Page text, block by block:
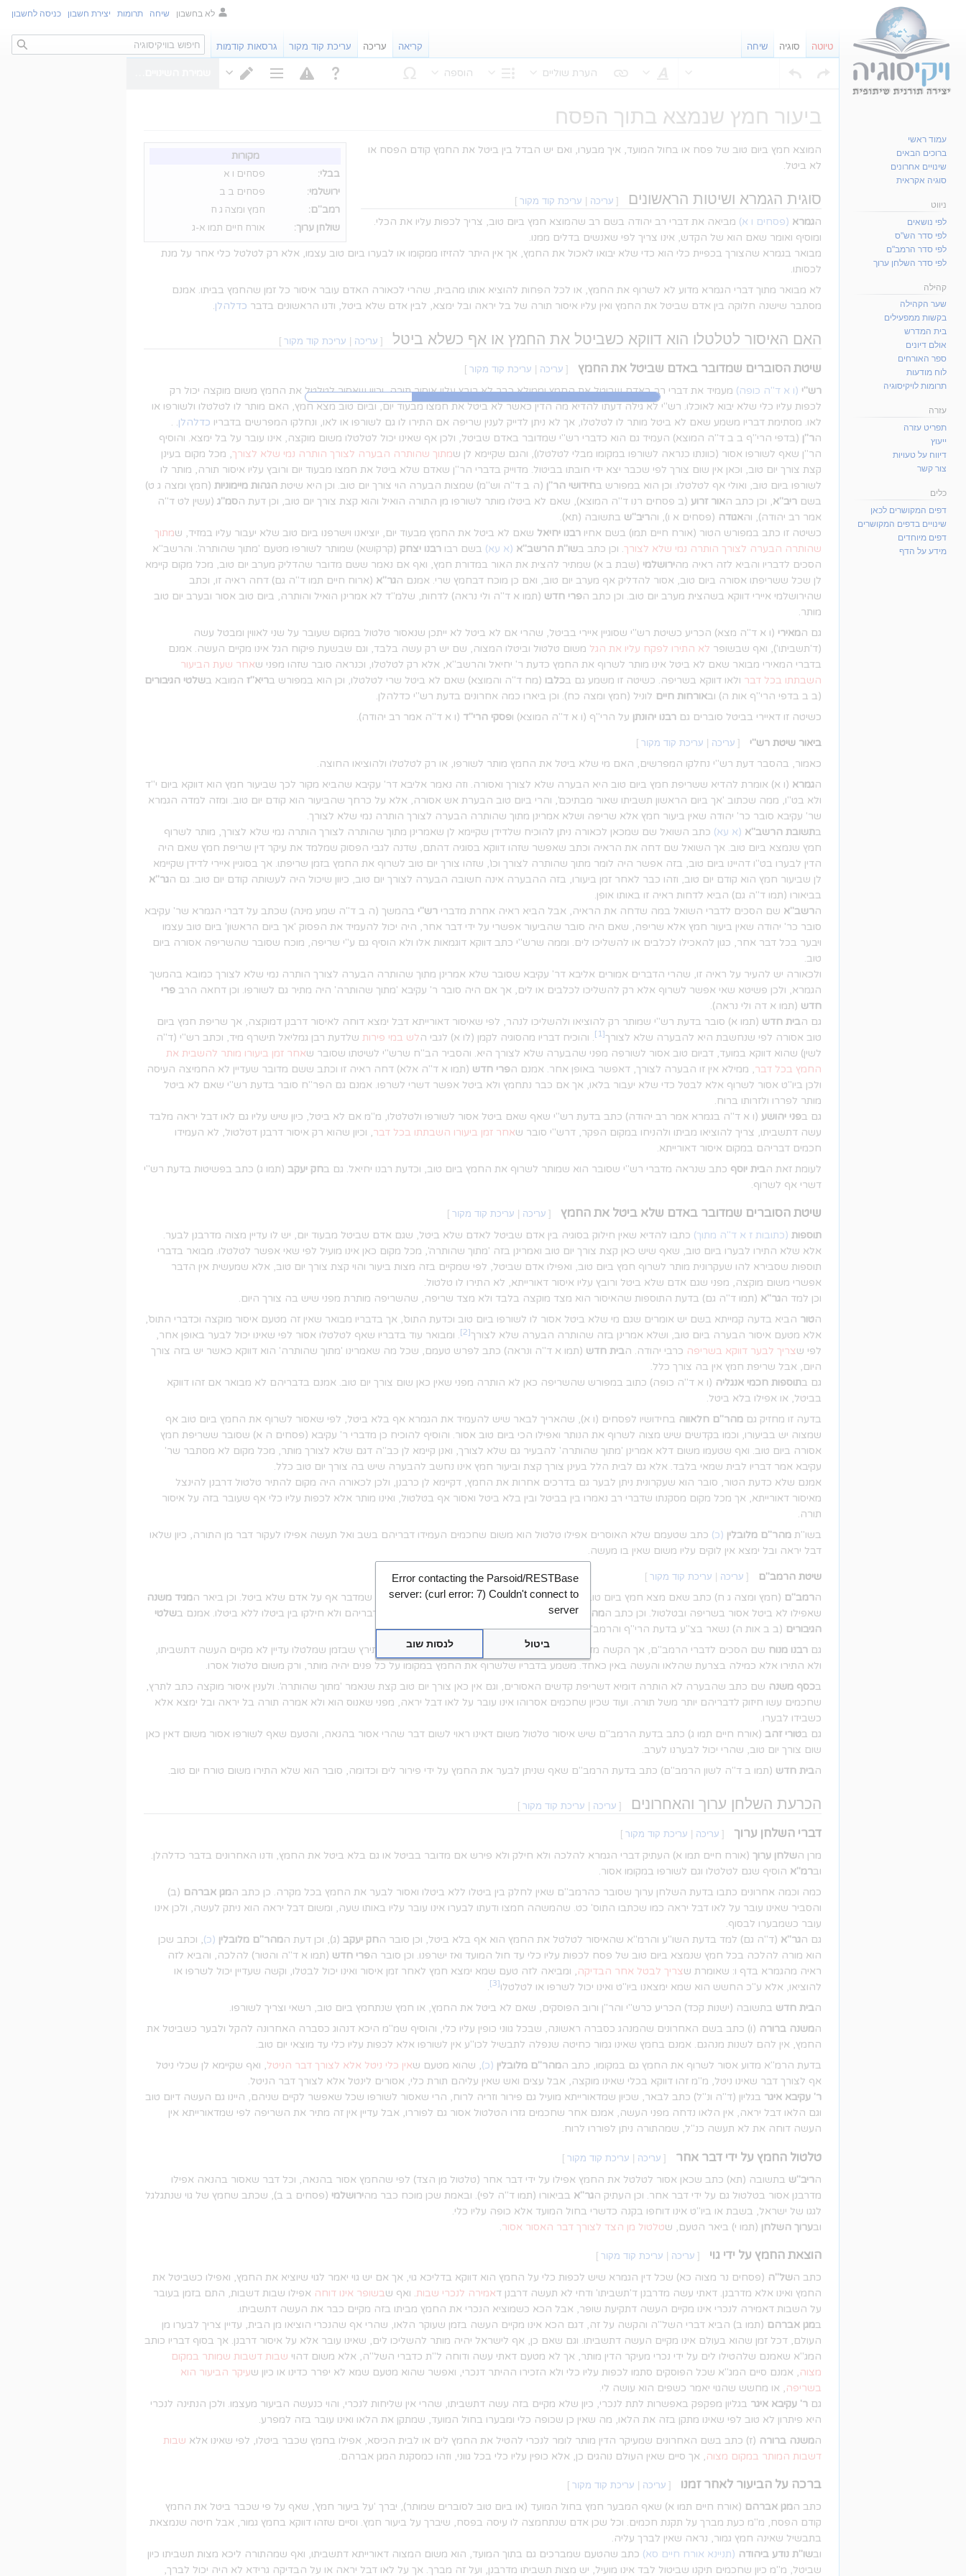
הערת שוליים
הוספה
ביעור חמץ שנמצא בתוך הפסח
קפיצה
לניווט
קפיצה
לחיפוש
מקורות
בבלי:
פסחים ו א
ירושלמי:
פסחים ב ב
רמב"ם:
חמץ ומצה ג ח
שולחן ערוך:
אורח חיים תמו א-ג
המוצא חמץ ביום טוב של פסח או בחול המועד, איך מבערו, ואם יש הבדל בין ביטל את החמץ קודם הפסח או
לא ביטל.
סוגית הגמרא ושיטות הראשונים [ עריכה עריכת קוד מקור ]
הגמרא (פסחים ו א) מביאה את דברי רב יהודה בשם רב שהמוצא חמץ ביום טוב, צריך לכפות עליו את הכלי.
ומוסיף ואומר שאם הוא של הקדש, אינו צריך לפי שאנשים בדלים ממנו.
מבואר בגמרא שהצורך בכפיית כלי הוא כדי שלא יבואו לאכול את החמץ, אך אין היתר להזיזו ממקומו או לבערו ביום טוב עצמו, אלא רק לטלטל כלי אחר על מנת
לכסותו.
לא מבואר מתוך דברי הגמרא מדוע לא לשרוף את החמץ, או לכל הפחות להוציא אותו מהבית, שהרי לכאורה האדם עובר איסור כל זמן שהחמץ בביתו. אמנם
מסתבר שישנה חלוקה בין אדם שביטל את החמץ ואין עליו איסור תורה של בל יראה ובל ימצא, לבין אדם שלא ביטל, ודנו הראשונים בדבר כדלהלן.
האם האיסור לטלטלו הוא דווקא כשביטל את החמץ או אף כשלא ביטל [ עריכה עריכת קוד מקור ]
שיטת הסוברים שמדובר באדם שביטל את החמץ [ עריכה עריכת קוד מקור ]
רש"י (ו א ד"ה כופה) מעמיד את דברי רב באדם שביטל את החמץ וממילא כבר לא רובץ עליו איסור תורה, וכיון שאסור לטלטל את החמץ משום מוקצה יכול רק
לכפות עליו כלי שלא יבוא לאוכלו. רש"י לא גילה דעתו להדיא מה הדין כאשר לא ביטל את חמצו מבעוד יום, וביום טוב מצא חמץ, האם מותר לו לטלטלו ולשורפו או
לאו. מסתימת דבריו משמע שאם לא ביטל מותר לו לטלטלו, אך לא ניתן לדייק לענין שריפה אם התירו לו גם לשורפו או לאו, ונחלקו המפרשים בדבריו כדלהלן. .
הר"ן (בדפי הרי"ף ב ב ד"ה המוצא) העמיד גם הוא כדברי רש"י שמדובר באדם שביטל, ולכן אף שאינו יכול לטלטלו משום מוקצה, אינו עובר על בל ימצא. והוסיף
הר"ן שאף לשורפו אסור (כוונתו כנראה לשורפו במקומו מבלי לטלטלו), והגם שקיימא לן שמתוך שהותרה הבערה לצורך הותרה נמי שלא לצורך, מכל מקום בעינן
קצת צורך יום טוב, וכאן אין שום צורך לפי שכבר יצא ידי חובתו בביטול. מדוייק בדברי הר"ן שאדם שלא ביטל את חמצו מבעוד יום ורובץ עליו איסור תורה, מותר לו
לשורפו ביום טוב, ואולי אף לטלטלו. וכן הוא במפורש בחידושי הר"ן (ה ב ד"ה וש"מ) שמצות הבערה הוי צורך יום טוב. וכן היא שיטת הגהות מיימוניות (חמץ ומצה ג ט)
בשם ריב"א, וכן כתב האור זרוע (ב פסחים רנו ד"ה המוצא), שאם לא ביטלו מותר לשורפו מן התורה הואיל והוא קצת צורך יום טוב, וכן דעת הסמ"ג (עשין לט ד"ה
אמר רב יהודה), והאגודה (פסחים א ו), והריב"ש בתשובה (תא).
כשיטה זו כתב במפורש הטור (אורח חיים תמו) בשם אחיו רבנו יחיאל שאם לא ביטל את החמץ מבעוד יום, יוציאנו וישרפנו ביום טוב שלא יעבור עליו במזיד, שמתוך
שהותרה הבערה לצורך הותרה נמי שלא לצורך. וכן כתב בשו"ת הרשב"א (א עא) בשם רבו רבנו יצחק (קרקושא) שמותר לשורפו מטעם 'מתוך שהותרה'. והרשב"א
הסכים לדבריו והביא לזה ראיה מהירושלמי (שבת ב א) שמתיר להצית את האור במדורת חמץ, ואף אם נאמר ששם מדובר שהדליק מערב יום טוב, מכל מקום קיימא
לן שכל ששריפתו אסורה ביום טוב, אסור להדליק אף מערב יום טוב, ואם כן מוכח דבחמץ שרי. אמנם הגר"א (ארוח חיים תמו ד"ה גם) דחה ראיה זו, וכתב
שהירושלמי איירי דווקא בשהצית מערב יום טוב. וכן כתב הפרי חדש (תמו א ד"ה ולי נראה) לדחות, שלמ"ד לא אמרינן הואיל והותרה, ביום טוב אסור ובערב יום טוב
מותר.
גם המאירי (ו א ד"ה מצא) הכריע כשיטת רש"י שסוגיין איירי בביטל, שהרי אם לא ביטל לא ייתכן שנאסור טלטול במקום שעובר על שני לאווין ומבטל עשה
(ד'תשביתו'), ואף שבשופר לא התירו לפקח עליו את הגל משום טלטול וביטלו המצוה, שם יש רק עשה בלבד, וגם שבשעת פיקוח הגל אינו מקיים העשה. אמנם
בדברי המאירי מבואר שאם לא ביטל אינו מותר לשרוף את החמץ כדעת ר' יחיאל והרשב"א, אלא רק לטלטלו, וכנראה סובר שזהו מפני שאחר שעת הביעור
השבתתו בכל דבר ולאו דווקא בשריפה. כשיטה זו משמע גם בכלבו (מח ד"ה והמוצא) שאם לא ביטל שרי לטלטלו, וכן הוא במפורש בריא"ז המובא בשלטי הגיבורים
(ב ב בדפי הרי"ף אות ה) ובאורחות חיים לוניל (חמץ ומצה כח). וכן ביארו כמה אחרונים בדעת רש"י כדלהלן.
כשיטה זו דאיירי בביטל סוברים גם רבנו יהונתן על הרי"ף (ו א ד"ה המוצא) ופסקי הרי"ד (ו א ד"ה אמר רב יהודה).
ביאור שיטת רש"י [ עריכה עריכת קוד מקור ]
כאמור, בהסבר דעת רש"י נחלקו המפרשים, האם מי שלא ביטל את החמץ מותר לשורפו, או רק לטלטלו ולהוציאו החוצה.
הגמרא (ו א) אומרת להדיא ששריפת חמץ ביום טוב היא הבערה שלא לצורך ואסורה. וזה נאמר אליבא דר' עקיבא שהביא מקור לכך שביעור חמץ הוא דווקא ביום י"ד
ולא בט"ו, ממה שכתוב 'אך ביום הראשון תשביתו שאור מבתיכם', והרי ביום טוב הבערת אש אסורה, אלא על כרחך שהביעור הוא קודם יום טוב. ומזה למדה הגמרא
שר' עקיבא סובר כר' יהודה שאין ביעור חמץ אלא שריפה ושלא אמרינן מתוך שהותרה הבערה לצורך הותרה נמי שלא לצורך.
בתשובת הרשב"א (א עא) כתב השואל שם שמכאן לכאורה ניתן להוכיח שלדידן שקיימא לן שאמרינן מתוך שהותרה לצורך הותרה נמי שלא לצורך, מותר לשרוף
חמץ שנמצא ביום טוב. אך השואל שם דחה את הראיה וכתב שאפשר שזהו דווקא בסוגיה דהתם, שדנה לגבי הפסוק שמלמד את עיקר דין שריפת חמץ שאם היה
הדין לבערו בט"ו דהיינו ביום טוב, בזה אפשר היה לומר מתוך שהותרה לצורך וכו', שזהו צורך יום טוב לשרוף את החמץ בזמן שריפתו. אך בסוגיין איירי לדידן שקיימא
לן שביעור חמץ הוא קודם יום טוב, וזהו כבר לאחר זמן ביעורו, בזה ההבערה אינה חשובה הבערה לצורך יום טוב, כיוון שיכול היה לעשותה קודם יום טוב. גם הגר"א
בביאורו (תמו ד"ה גם) הביא לדחות ראיה זו באותו אופן.
הרשב"א שם הסכים לדברי השואל במה שדחה את הראיה, אבל הביא ראיה אחרת מדברי רש"י בהמשך (ה ב ד"ה שמע מינה) שכתב על דברי הגמרא שר' עקיבא
סובר כר' יהודה שאין ביעור חמץ אלא שריפה, שאם היה סובר שהביעור אפשרי על ידי דבר אחר, היה יכול להעמיד את הפסוק 'אך ביום הראשון' ביום טוב עצמו
ויבער בכל דבר אחר, כגון להאכילו לכלבים או להשליכו לים. וממה שרש"י כתב דווקא דוגמאות אלו ולא הוסיף גם ע"י שריפה, מוכח שסובר שהשריפה אסורה ביום
טוב.
ולכאורה יש להעיר על ראיה זו, שהרי הדברים אמורים אליבא דר' עקיבא שסובר שלא אמרינן מתוך שהותרה הבערה לצורך הותרה נמי שלא לצורך כמובא בהמשך
הגמרא, ולכן פשיטא שאי אפשר לשרוף אלא רק להשליכו לכלבים או לים, אך אם היה סובר ר' עקיבא 'מתוך שהותרה' היה מתיר גם לשורפו. וכן דחאה הרב פרי
חדש (תמו א דה ולי נראה).
גם הבית חדש (תמו א) סובר בדעת רש"י שמותר רק להוציאו ולהשליכו לנהר, לפי שאיסור דאורייתא דבל ימצא דוחה לאיסור דרבנן דמוקצה, אך שריפת חמץ ביום
טוב אסורה לפי שנחשבת היא להבערה שלא לצורך[1] . והוכיח דבריו מהסוגיה לקמן (לו א) לגבי הלש במי פירות שלדעת רבן גמליאל תישרף מיד, וכתב רש"י (ד"ה
לשין) שהוא דווקא במועד, דביום טוב אסור לשורפה מפני שהבערה שלא לצורך היא. והסביר הב"ח שרש"י לשיטתו שסובר שאחר זמן ביעורו מותר להשבית את
החמץ בכל דבר, ממילא אין זו הבערה לצורך, דאפשר באופן אחר. אמנם הפרי חדש (תמו א ד"ה אלא) דחה ראיה זו וכתב ששם מדובר שעדיין לא החמיצה העיסה
ולכן ביו"ט אסור לשרוף אלא לבטל כדי שלא יעבור בלאו, אך אם כבר נתחמץ ולא ביטל אפשר דשרי לשרפו. אמנם גם הפר"ח סובר בדעת רש"י שאם לא ביטל
מותר לפררו ולזרותו ברוח.
גם בפני יהושע (ו א ד"ה בגמרא אמר רב יהודה) כתב בדעת רש"י שאף שאם ביטל אסור לשורפו ולטלטלו, מ"מ אם לא ביטל, כיון שיש עליו גם לאו דבל יראה מלבד
עשה דתשביתו, צריך להוציאו מביתו ולהניחו במקום הפקר, דרש"י סובר שאחר זמן ביעורו השבתתו בכל דבר, וכיון שהוא רק איסור דרבנן דטלטול, לא העמידו
חכמים דבריהם במקום איסור דאורייתא.
לעומת זאת הבית יוסף כתב שנראה מדברי רש"י שסובר הוא שמותר לשרוף את החמץ ביום טוב, וכדעת רבנו יחיאל. גם בחק יעקב (תמו ג) כתב בפשיטות בדעת רש"י
דשרי אף לשרוף.
שיטת הסוברים שמדובר באדם שלא ביטל את החמץ [ עריכה עריכת קוד מקור ]
תוספות (כתובות ז א ד"ה מתוך) כתבו להדיא שאין חילוק בסוגיה בין אדם שביטל לאדם שלא ביטל, שגם אדם שביטל מבעוד יום, יש לו עדיין מצוה מדרבנן לבער.
אלא שלא התירו לבערו ביום טוב, שאף שיש כאן קצת צורך יום טוב ואמרינן בזה 'מתוך שהותרה', מכל מקום כאן אינו מועיל לפי שאי אפשר לטלטלו. מבואר בדברי
תוספות שסבירא להו שעקרונית מותר לשרוף חמץ ביום טוב, ואפילו אדם שביטל, לפי שמקיים בזה מצות ביעור והוי קצת צורך יום טוב, אלא שמעשית אין הדבר
אפשרי משום מוקצה, מפני שגם אדם שלא ביטל ורובץ עליו איסור דאורייתא, לא התירו לו טלטול.
וכן למד הגר"א (תמו ד"ה גם) בדעת התוספות שהאיסור הוא מצד מוקצה בלבד ולא מצד שריפה, שהשריפה מותרת מפני שיש בה צורך היום.
הטור הביא בדעה קמייתא בשם יש אומרים שגם מי שלא ביטל אסור לו לשורפו ביום טוב וכדעת התוס', אך בדבריו מבואר שאין זה מטעם איסור מוקצה וכדברי התוס',
אלא מטעם איסור הבערה ביום טוב, ושלא אמרינן בזה שהותרה הבערה שלא לצורך[2]
. ומבואר עוד בדבריו שאף לטלטלו אסור לפי שאינו יכול לבער באופן אחר,
לפי שצריך לבער דווקא בשריפה כרבי יהודה. הבית חדש (תמו א ד"ה ונראה) כתב לפרש טעמם, שכל מה שאמרינו 'מתוך שהותרה' הוא דווקא כאשר יש בזה צורך
היום, אבל שריפת חמץ אין בה צורך כלל.
גם בתוספות חכמי אנגליה (ו א ד"ה כופה) כתוב במפורש שהשריפה כאן לא הותרה מפני שאין כאן שום צורך יום טוב. אמנם בדבריהם לא מבואר אם זהו דווקא
בביטל, או אפילו בלא ביטל.
בדעה זו מחזיק גם מהר"ם חלאווה בחידושיו לפסחים (ו א), שהאריך לבאר שיש להעמיד את הגמרא אף בלא ביטל, לפי שאסור לשרוף את החמץ ביום טוב אף
שמצוה יש בביעורו, וכמו בקדשים שיש מצוה לשרוף את הנותר ואפילו הכי ביום טוב אסור. והוסיף להוכיח כן מדברי ר' עקיבא (פסחים ה א) שסובר ששריפת חמץ
אסורה ביום טוב. ואף שטעמו משום דלא אמרינן 'מתוך שהותרה' להבעיר גם שלא לצורך, ואנן קיימא לן כב"ה דגם שלא לצורך מותר, מכל מקום לא מסתבר שר'
עקיבא אמר דבריו לבית שמאי בלבד. אלא גם לבית הלל בעינן צורך קצת וביעור חמץ אינו נחשב להבערה שיש בה צורך יום טוב כלל.
אמנם שלא כדעת הטור, סובר הוא שעקרונית ניתן לבער גם בדרכים אחרות את החמץ, דקיימא לן כרבנן, ולכן לכאורה היה מקום להתיר טלטול דרבנן להינצל
מאיסור דאורייתא, אך מכל מקום מסקנתו שדברי רב נאמרו בין בביטל ובין בלא ביטל ואסור אף בטלטול, ואינו מותר אלא לכפות עליו כלי אף שעובר בזה על איסור
תורה.
בשו"ת מהר"ם מלובלין (כ) כתב שטעמם שלא האוסרים אפילו טלטול הוא משום שחכמים העמידו דבריהם בשב ואל תעשה אפילו לעקור דבר מן התורה, כיון שלאו
דבל יראה ובל ימצא אין לוקים עליו משום שאין בו מעשה.
שיטת הרמב"ם [ עריכה עריכת קוד מקור ]
הרמב"ם (חמץ ומצה ג ח) כתב שאם מצא חמץ ביום טוב, כופה עליו כלי עד לערב ומבערו. ומוכח מתוך דבריו שמדבר אף על אדם שלא ביטל. וכן ביאר המגיד משנה
שאפילו לא ביטל אסור בשריפה ובטלטול. וכן כתב המהר"ם מלובלין , והוסיף שגם הרי"ף והרא"ש סתמו דבריהם ולא חילקו בין ביטלו ללא ביטלו. אמנם בשלטי
הגיבורים (ב ב אות ה) נשאר בצ"ע בדעת הרי"ף והרמב"ם שסתמו דבריהם.
גם רבנו מנוח שם הסכים לדברי הרמב"ם, אך הקשה מדוע לא התירו טלטול דרבנן במקום מצוה דאורייתא, ותירץ שבזמן שמלטלו עדיין לא מקיים העשה דתשביתו,
ולא התירו אלא כמילה בצרעת שהלאו והעשה באין כאחד. משמע בדבריו שלשרוף את החמץ במקומו על כל פנים יהיה מותר, ורק משום טלטול אסרו.
בכסף משנה שם כתב שהבערה לא הותרה דומיא דשריפת קדשים האסורים, וגם אין כאן צורך יום טוב קצת שנאמר 'מתוך שהותרה'. ולענין איסור מוקצה כתב לתרץ,
שחכמים עשו חיזוק לדבריהם יותר משל תורה. ועוד שכיון שחכמים אסרוהו אינו עובר על לאו דבל יראה, מפני שאנוס הוא ולא אמרה תורה בל יראה ובל ימצא אלא
כשבידו לבערו.
גם בטורי זהב (אורח חיים תמו ג) כתב בדעת הרמב"ם שיש איסור טלטול משום דאינו ראוי לשום דבר שהרי אסור בהנאה, והטעם שאף לשורפו אסור משום דאין כאן
שום צורך יום טוב, שהרי יכול לבערנו לערב.
הבית חדש (תמו ב ד"ה לשון הרמב"ם) כתב בדעת הרמב"ם שאף שניתן לבער את החמץ על ידי פירור לים וכדומה, סובר הוא שלא התירו משום טורח יום טוב.
הכרעת השלחן ערוך והאחרונים [ עריכה עריכת קוד מקור ]
דברי השלחן ערוך [ עריכה עריכת קוד מקור ]
מרן השלחן ערוך (אורח חיים תמו א) העתיק דברי הגמרא להלכה ולא חילק ולא פירש אם מדובר בביטל או גם בלא ביטל את החמץ, ודנו האחרונים בדבר כדלהלן.
וברמ"א הוסיף שגם לטלטלו וגם לשורפו במקומו אסור.
כמה וכמה אחרונים כתבו בדעת השלחן ערוך שסובר כהרמב"ם שאין לחלק בין ביטלו ללא ביטלו ואסור לבער את החמץ בכל מקרה. כן כתב המגן אברהם (ב)
והסביר שאינו עובר על לאו דבל יראה כמו שכתבו התוס' כט. שהמשהה חמצו ודעתו לבערו אינו עובר עליו באותו שעה, ומשום דבל יראה הוא ניתק לעשה, ולכן אינו
עובר כשמבערו לבסוף.
גם הגר"א (ד"ה גם) למד בדעת השו"ע והרמ"א שהאיסור לטלטל את החמץ הוא אף בלא ביטל, וכן סובר החק יעקב (ג), וכן דעת המהר"ם מלובלין (כ), וכתב שכן
הוא מורה להלכה בכל חמץ שנמצא ביום טוב של פסח לכפות עליו כלי עד חול המועד ואז ישרפנו. וכן סובר הפרי חדש (תמו א ד"ה והטור) להלכה, והביא לזה
ראיה מהגמרא בדף ו: שאומרת שצריך לבטל אחר הבדיקה, ומביאה לזה טעם שמא ימצא חמץ לאחר זמן איסור ואינו יכול לבטלו, וקשה שעדיין יכול לשרפו או
להוציאו, אלא ע"כ החשש הוא שמא ימצאנו ביו"ט ואינו יכול לשרפו או לטלטלו[3]
.
הבית חדש בתשובה (ישנות קכד) הכריע כרש"י והר"ן ורוב הפוסקים, שאם לא ביטל את החמץ, או חמץ שנתחמץ ביום טוב, רשאי וצריך לשורפו.
המשנה ברורה (ו) כתב בשם האחרונים שהמנהג כסברה ראשונה, שבכל גווני כופין עליו כלי, והוסיף שמ"מ היכא דנהוג כסברה האחרונה להקל ולבער כשביטל את
החמץ, אין להם לשנות מנהגם. אמנם בחמץ שאינו גמור כחיטה שנפלה לתבשיל לכו"ע אין לשורפו אלא לכפות עליו כלי עד מוצאי יום טוב.
בדעת הרמ"א מדוע אסור לשרוף את החמץ גם במקומו, כתב המהר"ם מלובלין (כ), שהוא מטעם שאין כלי ניטל אלא לצורך דבר הניטל, ואף שקיימא לן שכלי ניטל
אף לצורך דבר שאינו ניטל, מ"מ זהו דווקא בכלי שאינו מוקצה, אבל עצים ואש שאין עליהם תורת כלי, אסורים לינטל אלא לצורך דבר הניטל.
ר' עקיבא איגר בגליון (ד"ה ונ"ל) כתב לבאר, שכיון שמדאורייתא מועיל גם פירור וזריה לרוח, הרי שאסור לשורפו שכל שאפשר לקיים שניהם, היינו גם העשה דיום טוב
וגם הלאו דבל יראה, אין הלאו נדחה מפני העשה, אמנם אחר שחכמים גזרו הטלטול אסור גם לפוררו, אבל עדיין אין זה מתיר את השריפה לפי שמדאורייתא אין
העשה דוחה את לא תעשה כנ"ל, שמהתורה ניתן לפוררו לרוח.
טלטול החמץ על ידי דבר אחר [ עריכה | עריכת קוד מקור ]
הריב"ש בתשובה (תא) כתב שכאן אסור לטלטל את החמץ אפילו על ידי דבר אחר (טלטול מן הצד) לפי שהחמץ אסור בהנאה, וכל דבר שאסור בהנאה אפילו
מדרבנן אסור בטלטול גם על ידי דבר אחר. וכן העתיק הגר"א בביאורו (תמו ד"ה לפי). ובאמת שכן מוכח כבר מהירושלמי (פסחים ב ב), שכתב שחמץ של גוי שנתגלגל
לגגו של ישראל, בשבת או ביו"ט אינו דוחפו בקנה כדשרי בחול המועד אלא כופה עליו כלי.
ובערוך השלחן (תמו י) ביאר הטעם, שטלטול מן הצד לצורך דבר האסור אסור.
הוצאת החמץ על ידי גוי [ עריכה עריכת קוד מקור ]
כתב השל"ה (פסחים נר מצוה כא) שכל דין הגמרא שיש לכפות כלי על החמץ הוא דווקא בדליכא גוי, אך אם יש גוי יאמר לגוי שיוציא את החמץ, ואפילו כשביטל את
החמץ ואינו אלא מדרבנן. דאתי עשה מדרבנן ד'תשביתו' ודחי לא תעשה דרבנן דאמירה לנכרי שבות. ואף שבשופר אינו דוחה אפילו שבות דשבות, התם בזמן בעובר
על השבות דאמירה לנכרי אינו מקיים העשה דתקיעת שופר, אבל הכא כשמוציא הנכרי את החמץ מביתו בזה מקיים כבר את העשה דתשביתו.
במגן אברהם (תמו ב) הביא דברי השל"ה והקשה על זה, דגם הכא אינו מקיים העשה בזמן שעוקר הלאו, שהרי אף שהנכרי הוציאו מן הבית, עדיין צריך לבערו מן
העולם, דכל זמן שהוא בעולם אינו מקיים העשה דתשביתו. וגם שאם כן, אף לישראל יהיה מותר להשליכו לים, שאינו עובר אלא על איסור דרבנן. אך בסוף דבריו כותב
המג"א שאמנם שלהטילו לים על ידי נכרי מעיקר הדין מותר, אך לא מטעם דאתי עשה ודוחה ל"ת כדברי השל"ה, אלא משום דהוי שבות דשבות שמותר במקום
מצוה, אמנם סיים המג"א שכל הפוסקים סתמו לכפות עליו כלי ולא הזכירו ההיתר דנכרי, ואפשר שהוא מטעם שמא לא יפרר כדינו או כיון שעיקר הביעור הוא
בשריפה, או מחשש שהגוי יאמר כשפים הוא עושה לי.
גם ר' עקיבא איגר בגליון מפקפק באפשרות לתת לנכרי, כיון שלא מקיים בזה עשה דתשביתו, שהרי אין שליחות לנכרי, והוי כנעשה הביעור מעצמו. ולכן הנתינה לנכרי
היא פיתרון לא טוב לפי שאינו מתקן בזה את הלאו, מה שאין כן שכופה כלי ומבערו בחול המועד, שמתקן את הלאו ואינו עובר בזה למפרע.
המשנה ברורה (ז) כתב בשם האחרונים שמעיקר הדין מותר לומר לנכרי להטיל את החמץ לים או לבית הכיסא, אפילו בחמץ שכבר ביטלו, לפי שאינו אלא שבות
דשבות המותר במקום מצוה, אך סיים שאין העולם נוהגים כן, אלא כופין עליו כלי בכל גווני, וזהו כמסקנת המגן אברהם.
ברכה על הביעור לאחר זמנו [ עריכה עריכת קוד מקור ]
כתב המגן אברהם (אורח חיים תמו א) שאף המבער חמץ בחול המועד (או ביום טוב לסוברים שמותר), יברך 'על ביעור חמץ', שאף על פי שכבר ביטל את החמץ
קודם הפסח, מ"מ כעת מברך על תקנת חכמים. וכל שכן אדם שנתחמצה לו עיסה בפסח, שיברך על ביעור חמץ. וסיים שזהו דווקא בחמץ גמור, אבל חיטה שנמצאת
בתבשיל שאינה חמץ גמור, נראה שאין לברך עליה.
ובשו"ת נודע ביהודה (תניינא אורח חיים סא) כתב שהטעם שמברכים גם בתוך המועד, הוא משום המצוה דאורייתא דתשביתו, ואף שמהתורה ליכא מצות תשביתו כיון
שביטל, מ"מ כיון שחכמים תיקנו שביטול לבד אינו מועיל, יש מצות תשביתו מדרבנן, ועל זה מברך. אך על לאו דבל יראה או על הבדיקה גרידא לא היה יכול לברך,
לא בחשבון שיחה תרומות יצירת חשבון כניסה לחשבון
טיוטה סוגיה שיחה קריאה עריכה עריכת קוד מקור גרסאות קודמות חיפוש
עמוד ראשי
ברוכים הבאים
שינויים אחרונים
סוגיה אקראית
ניווט
לפי נושאים
לפי סדר הש"ס
לפי סדר הרמב"ם
לפי סדר השלחן ערוך
קהילה
שער הקהילה
בקשות ממפעילים
בית המדרש
אולם דיונים
ספר האורחים
לוח מודעות
תרומות לויקיסוגיה
עזרה
תפריט עזרה
ייעוץ
דיווח על טעויות
צור קשר
כלים
דפים המקושרים לכאן
שינויים בדפים המקושרים
דפים מיוחדים
מידע על הדף
Error contacting the Parsoid/RESTBase
server: (curl error: 7) Couldn't connect to
server
ביטול לנסות שוב